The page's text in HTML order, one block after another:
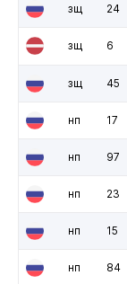
зщ 24
зщ 6
зщ 45
нп 17
нп 97
нп 23
нп 15
нп 84